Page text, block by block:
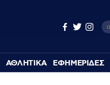
ΑΘΛΗΤΙΚΑ ΕΦΗΜΕΡΙΔΕΣ